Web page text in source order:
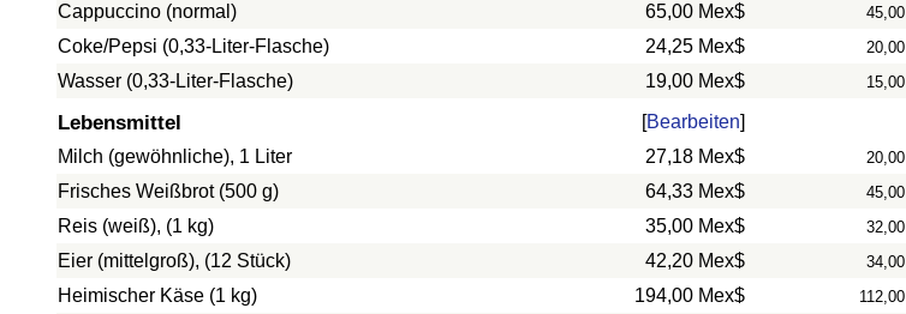
Cappuccino (normal) 65,00 Mex$ 45,00
Coke/Pepsi (0,33-Liter-Flasche) 24,25 Mex$ 20,00
Wasser (0,33-Liter-Flasche) 19,00 Mex$ 15,00
Lebensmittel [Bearbeiten]
Milch (gewöhnliche), 1 Liter
27,18 Mex$ 20,00
Frisches Weißbrot (500 g) 64,33 Mex$ 45,00
Reis (weiß), (1 kg) 35,00 Mex$ 32,00
Eier (mittelgroß), (12 Stück) 42,20 Mex$ 34,00
Heimischer Käse (1 kg) 194,00 Mex$ 112,00